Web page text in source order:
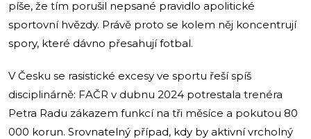
píše, že tím porušil nepsané pravidlo apolitické
sportovní hvězdy. Právě proto se kolem něj koncentrují
spory, které dávno přesahují fotbal.
V Česku se rasistické excesy ve sportu řeší spíš
disciplinárně: FAČR v dubnu 2024 potrestala trenéra
Petra Radu zákazem funkcí na tři měsíce a pokutou 80
000 korun. Srovnatelný případ, kdy by aktivní vrcholný